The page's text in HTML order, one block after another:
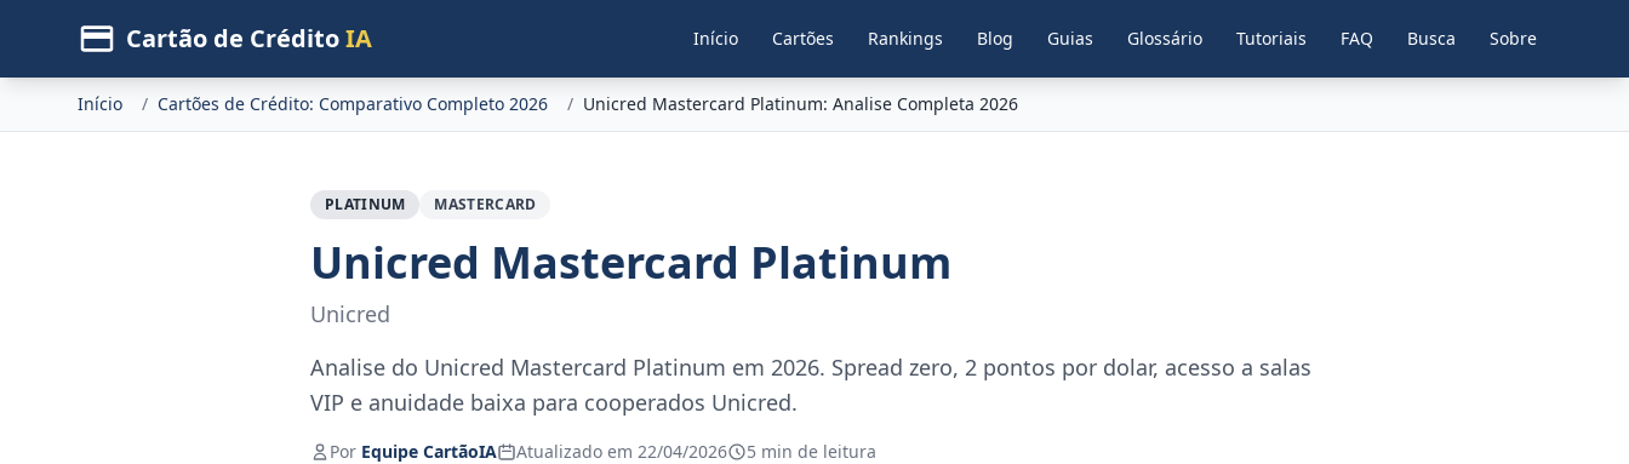
Cartão de CréditoIA Início Cartões Rankings Blog Guias Glossário Tutoriais FAQ Busca Sobre
Início / Cartões de Crédito: Comparativo Completo 2026 / Unicred Mastercard Platinum: Analise Completa 2026
PLATINUM MASTERCARD
Unicred Mastercard Platinum
Unicred
Analise do Unicred Mastercard Platinum em 2026. Spread zero, 2 pontos por dolar, acesso a salas
VIP e anuidade baixa para cooperados Unicred.
Por Equipe CartãoIA Atualizado em 22/04/2026 5 min de leitura